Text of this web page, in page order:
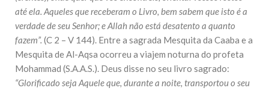
até ela. Aqueles que receberam o Livro, bem sabem que isto é a
verdade de seu Senhor; e Allah não está desatento a quanto
fazem”. (C 2 – V 144). Entre a sagrada Mesquita da Caaba e a
Mesquita de Al-Aqsa ocorreu a viajem noturna do profeta
Mohammad (S.A.A.S.). Deus disse no seu livro sagrado:
“Glorificado seja Aquele que, durante a noite, transportou o seu